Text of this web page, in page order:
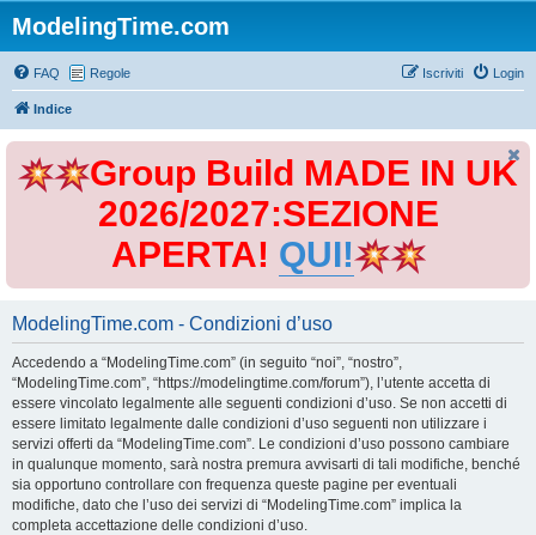
ModelingTime.com
FAQ Regole Login
Iscriviti
Indice
Group Build MADE IN UK
2026/2027:SEZIONE
APERTA! QUI!
ModelingTime.com - Condizioni d’uso
Accedendo a “ModelingTime.com” (in seguito “noi”, “nostro”,
“ModelingTime.com”, “https://modelingtime.com/forum”), l’utente accetta di
essere vincolato legalmente alle seguenti condizioni d’uso. Se non accetti di
essere limitato legalmente dalle condizioni d’uso seguenti non utilizzare i
servizi offerti da “ModelingTime.com”. Le condizioni d’uso possono cambiare
in qualunque momento, sarà nostra premura avvisarti di tali modifiche, benché
sia opportuno controllare con frequenza queste pagine per eventuali
modifiche, dato che l’uso dei servizi di “ModelingTime.com” implica la
completa accettazione delle condizioni d’uso.